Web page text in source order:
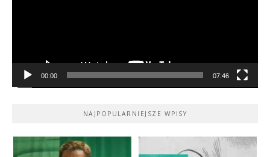
00:00 07:46
NAJPOPULARNIEJSZE WPISY